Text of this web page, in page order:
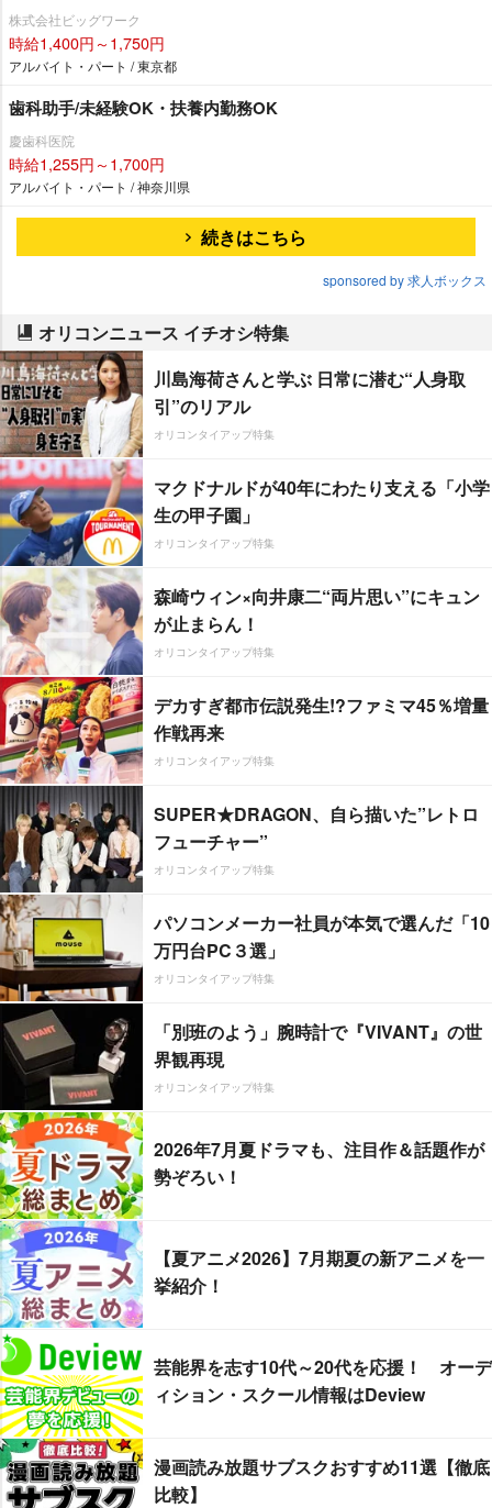
株式会社ビッグワーク
時給1,400円～1,750円
アルバイト・パート / 東京都
歯科助手/未経験OK・扶養内勤務OK
慶歯科医院
時給1,255円～1,700円
アルバイト・パート / 神奈川県
続きはこちら
sponsored by 求人ボックス
オリコンニュース イチオシ特集
川島海荷さんと学ぶ 日常に潜む“人身取
引”のリアル
オリコンタイアップ特集
マクドナルドが40年にわたり支える「小学
生の甲子園」
オリコンタイアップ特集
森崎ウィン×向井康二“両片思い”にキュン
が止まらん！
オリコンタイアップ特集
デカすぎ都市伝説発生!?ファミマ45％増量
作戦再来
オリコンタイアップ特集
SUPER★DRAGON、自ら描いた”レトロ
フューチャー”
オリコンタイアップ特集
パソコンメーカー社員が本気で選んだ「10
万円台PC３選」
オリコンタイアップ特集
「別班のよう」腕時計で『VIVANT』の世
界観再現
オリコンタイアップ特集
2026年7月夏ドラマも、注目作＆話題作が
勢ぞろい！
【夏アニメ2026】7月期夏の新アニメを一
挙紹介！
芸能界を志す10代～20代を応援！ オーデ
ィション・スクール情報はDeview
漫画読み放題サブスクおすすめ11選【徹底
比較】